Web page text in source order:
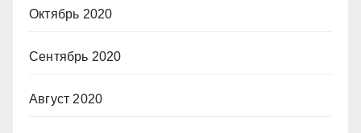
Октябрь 2020
Сентябрь 2020
Август 2020